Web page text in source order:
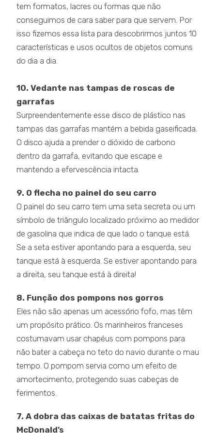
tem formatos, lacres ou formas que não
conseguimos de cara saber para que servem. Por
isso fizemos essa lista para descobrirmos juntos 10
características e usos ocultos de objetos comuns
do dia a dia.
10. Vedante nas tampas de roscas de
garrafas
Surpreendentemente esse disco de plástico nas
tampas das garrafas mantém a bebida gaseificada.
O disco ajuda a prender o dióxido de carbono
dentro da garrafa, evitando que escape e
mantendo a efervescência intacta.
9. O flecha no painel do seu carro
O painel do seu carro tem uma seta secreta ou um
símbolo de triângulo localizado próximo ao medidor
de gasolina que indica de que lado o tanque está.
Se a seta estiver apontando para a esquerda, seu
tanque está à esquerda. Se estiver apontando para
a direita, seu tanque está à direita!
8. Função dos pompons nos gorros
Eles não são apenas um acessório fofo, mas têm
um propósito prático. Os marinheiros franceses
costumavam usar chapéus com pompons para
não bater a cabeça no teto do navio durante o mau
tempo. O pompom servia como um efeito de
amortecimento, protegendo suas cabeças de
ferimentos.
7. A dobra das caixas de batatas fritas do
McDonald’s